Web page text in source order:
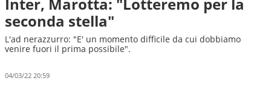
seconda stella"
L'ad nerazzurro: "E' un momento difficile da cui dobbiamo
venire fuori il prima possibile".
04/03/22 20:59